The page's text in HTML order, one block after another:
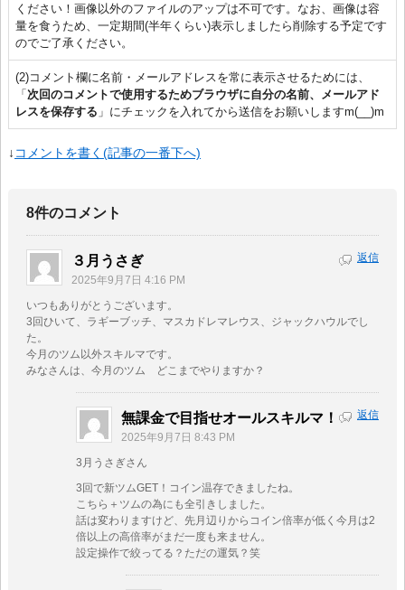
ください！画像以外のファイルのアップは不可です。なお、画像は容
量を食うため、一定期間(半年くらい)表示しましたら削除する予定です
のでご了承ください。
(2)コメント欄に名前・メールアドレスを常に表示させるためには、
「 次回のコメントで使用するためブラウザに自分の名前、メールアド
レスを保存する 」にチェックを入れてから送信をお願いしますm(__)m
↓ コメントを書く(記事の一番下へ)
8件のコメント
３月うさぎ
2025年9月7日 4:16 PM
いつもありがとうございます。
3回ひいて、ラギーブッチ、マスカドレマレウス、ジャックハウルでし
た。
今月のツム以外スキルマです。
みなさんは、今月のツム どこまでやりますか？
返信
無課金で目指せオールスキルマ！
2025年9月7日 8:43 PM
3月うさぎさん
3回で新ツムGET！コイン温存できましたね。
こちら＋ツムの為にも全引きしました。
話は変わりますけど、先月辺りからコイン倍率が低く今月は2
倍以上の高倍率がまだ一度も来ません。
設定操作で絞ってる？ただの運気？笑
返信